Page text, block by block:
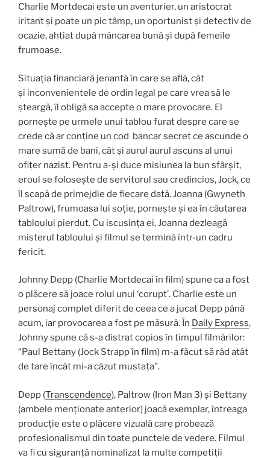
Charlie Mortdecai este un aventurier, un aristocrat
iritant și poate un pic tâmp, un oportunist și detectiv de
ocazie, ahtiat după mâncarea bună și după femeile
frumoase.
Situația financiară jenantă în care se află, cât
și inconvenientele de ordin legal pe care vrea să le
șteargă, îl obligă sa accepte o mare provocare. El
pornește pe urmele unui tablou furat despre care se
crede că ar conține un cod bancar secret ce ascunde o
mare sumă de bani, cât și aurul aurul ascuns al unui
ofițer nazist. Pentru a-și duce misiunea la bun sfârșit,
eroul se folosește de servitorul sau credincios, Jock, ce
îl scapă de primejdie de fiecare dată. Joanna (Gwyneth
Paltrow), frumoasa lui soție, pornește și ea în căutarea
tabloului pierdut. Cu iscusința ei, Joanna dezleagă
misterul tabloului și filmul se termină într-un cadru
fericit.
Johnny Depp (Charlie Mortdecai în film) spune ca a fost
o plăcere să joace rolul unui ‘corupt’. Charlie este un
personaj complet diferit de ceea ce a jucat Depp până
acum, iar provocarea a fost pe măsură. În Daily Express,
Johnny spune că s-a distrat copios în timpul filmărilor:
“Paul Bettany (Jock Strapp în film) m-a făcut să râd atât
de tare încât mi-a căzut mustața”.
Depp (Transcendence), Paltrow (Iron Man 3) și Bettany
(ambele menționate anterior) joacă exemplar, întreaga
producție este o plăcere vizuală care probează
profesionalismul din toate punctele de vedere. Filmul
va fi cu siguranță nominalizat la multe competiții